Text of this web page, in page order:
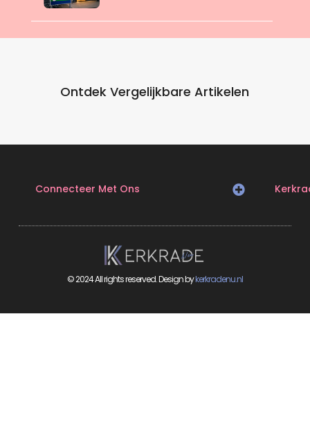
Ontdek Vergelijkbare Artikelen
Connecteer Met Ons
© 2024 All rights reserved. Design bykerkradenu.nl